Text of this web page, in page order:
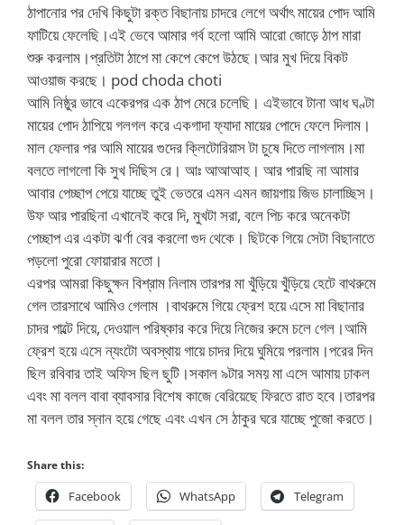
ঠাপানোর পর দেখি কিছুটা রক্ত বিছানায় চাদরে লেগে অর্থাৎ মায়ের পোদ আমি
ফাটিয়ে ফেলেছি।এই ভেবে আমার গর্ব হলো আমি আরো জোড়ে ঠাপ মারা
শুরু করলাম।প্রতিটা ঠাপে মা কেপে কেপে উঠছে।আর মুখ দিয়ে বিকট
আওয়াজ করছে। pod choda choti
আমি নিষ্ঠুর ভাবে একেরপর এক ঠাপ মেরে চলেছি। এইভাবে টানা আধ ঘণ্টা
মায়ের পোদ ঠাপিয়ে গলগল করে একগাদা ফ্যাদা মায়ের পোদে ফেলে দিলাম।
মাল ফেলার পর আমি মায়ের গুদের ক্লিটোরিয়াস টা চুষে দিতে লাগলাম।মা
বলতে লাগলো কি সুখ দিছিস রে। আঃ আআআহ। আর পারছি না আমার
আবার পেচ্ছাপ পেয়ে যাচ্ছে তুই ভেতরে এমন এমন জায়গায় জিভ চালাচ্ছিস।
উফ আর পারছিনা এখানেই করে দি, মুখটা সরা, বলে পিচ করে অনেকটা
পেচ্ছাপ এর একটা ঝর্ণা বের করলো গুদ থেকে। ছিটকে গিয়ে সেটা বিছানাতে
পড়লো পুরো ফোয়ারার মতো।
এরপর আমরা কিছুক্ষন বিশ্রাম নিলাম তারপর মা খুঁড়িয়ে খুঁড়িয়ে হেটে বাথরুমে
গেল তারসাথে আমিও গেলাম ।বাথরুমে গিয়ে ফ্রেশ হয়ে এসে মা বিছানার
চাদর পাল্টে দিয়ে, দেওয়াল পরিষ্কার করে দিয়ে নিজের রুমে চলে গেল।আমি
ফ্রেশ হয়ে এসে ন্যংটো অবস্থায় গায়ে চাদর দিয়ে ঘুমিয়ে পরলাম।পরের দিন
ছিল রবিবার তাই অফিস ছিল ছুটি।সকাল ৯টার সময় মা এসে আমায় ঢাকল
এবং মা বলল বাবা ব্যাবসার বিশেষ কাজে বেরিয়েছে ফিরতে রাত হবে।তারপর
মা বলল তার স্নান হয়ে গেছে এবং এখন সে ঠাকুর ঘরে যাচ্ছে পুজো করতে।
Share this:
Facebook WhatsApp Telegram